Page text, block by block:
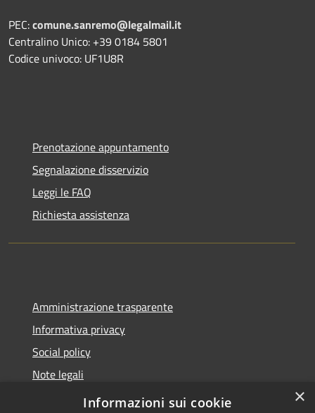
PEC:comune.sanremo@legalmail.it
Centralino Unico: +39 0184 5801
Codice univoco: UF1U8R
Prenotazione appuntamento
Segnalazione disservizio
Leggi le FAQ
Richiesta assistenza
Amministrazione trasparente
Informativa privacy
Social policy
Note legali
Dichiarazione di accessibilità
×
Informazioni sui cookie